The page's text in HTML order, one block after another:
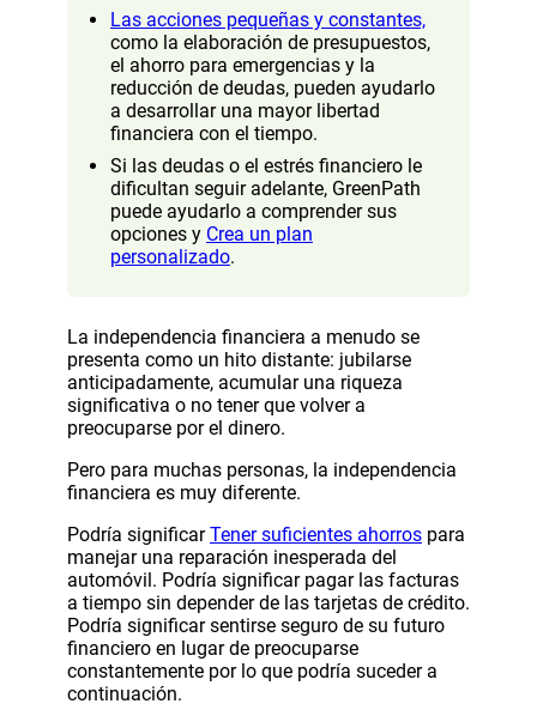
Las acciones pequeñas y constantes,
como la elaboración de presupuestos,
el ahorro para emergencias y la
reducción de deudas, pueden ayudarlo
a desarrollar una mayor libertad
financiera con el tiempo.
Si las deudas o el estrés financiero le
dificultan seguir adelante, GreenPath
puede ayudarlo a comprender sus
opciones y Crea un plan
personalizado.
La independencia financiera a menudo se
presenta como un hito distante: jubilarse
anticipadamente, acumular una riqueza
significativa o no tener que volver a
preocuparse por el dinero.
Pero para muchas personas, la independencia
financiera es muy diferente.
Podría significarTener suficientes ahorros para
manejar una reparación inesperada del
automóvil. Podría significar pagar las facturas
a tiempo sin depender de las tarjetas de crédito.
Podría significar sentirse seguro de su futuro
financiero en lugar de preocuparse
constantemente por lo que podría suceder a
continuación.